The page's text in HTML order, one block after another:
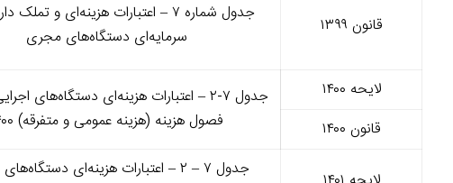
قانون ۱۳۹۹
جدول شماره ۷ – اعتبارات هزینه‌ای و
سرمایه‌ای دستگاه‌های مجری
لایحه ۱۴۰۰
جدول ۷-۲ – اعتبارات هزینه‌ای دستگاه‌های
فصول هزینه (هزینه عمومی و متفرقه) ۱۴۰۰
قانون ۱۴۰۰
جدول ۷ – ۲ – اعتبارات هزینه‌ای